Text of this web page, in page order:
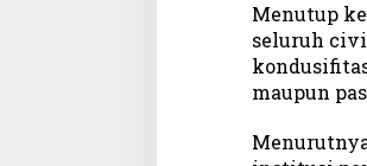
Menutup
seluruh
maupun